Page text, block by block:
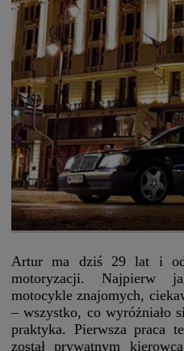
Artur ma dziś 29 lat i od
motoryzacji. Najpierw
motocykle znajomych,
– wszystko, co wyróżniało
praktyka. Pierwsza praca
został prywatnym